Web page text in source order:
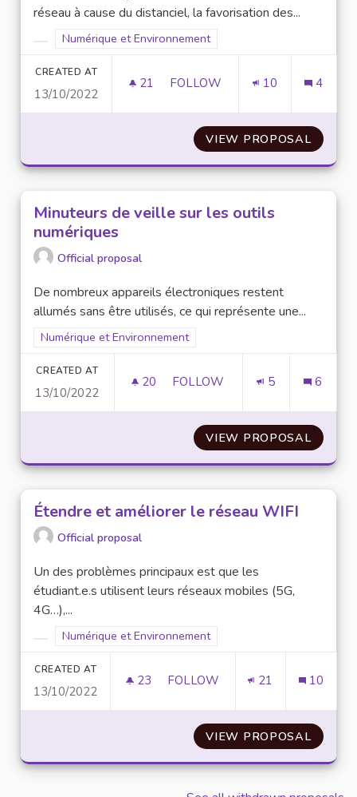
réseau à cause du distanciel, la favorisation des...
Filter results for category:
Filter results for scope: Numérique et Environnement
Numérique et Environnement
CREATED AT
13/10/2022
21 21 FOLLOWERS
FOLLOW 10 4
VIEW PROPOSAL
Minuteurs de veille sur les outils
numériques
Official proposal
De nombreux appareils électroniques restent
allumés sans être utilisés, ce qui représente une...
Filter results for scope: Numérique et Environnement
Numérique et Environnement
CREATED AT
13/10/2022
20 20 FOLLOWERS
FOLLOW 5 6
VIEW PROPOSAL
Étendre et améliorer le réseau WIFI
Official proposal
Un des problèmes principaux est que les
étudiant.e.s utilisent leurs réseaux mobiles (5G,
4G…),...
Filter results for category:
Filter results for scope: Numérique et Environnement
Numérique et Environnement
CREATED AT
13/10/2022
23 23 FOLLOWERS
FOLLOW 21 10
VIEW PROPOSAL